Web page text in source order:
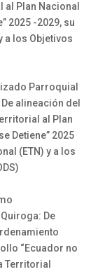
Plan Nacional
2025 -2029, su
a los Objetivos
Parroquial
alineación del
al Plan
Detiene” 2025
(ETN) y a los
De
“Ecuador no
Territorial